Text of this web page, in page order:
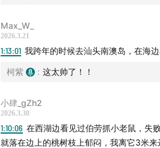
Max_W_
2026.3.21
1:13:01 我跨年的时候去汕头南澳岛，在海
柯紫 : 这太帅了！！
小肆_gZh2
2026.3.30
1:10:06 在西湖边看见过伯劳抓小老鼠，失
就落在边上的桃树枝上郁闷，我离它3米